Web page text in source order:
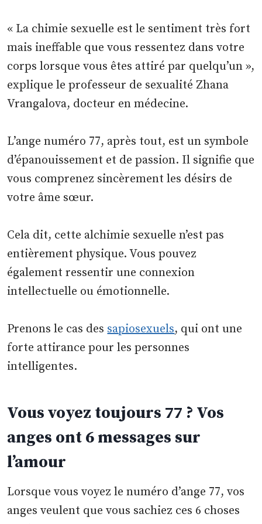
« La chimie sexuelle est le sentiment très fort
mais ineffable que vous ressentez dans votre
corps lorsque vous êtes attiré par quelqu’un »,
explique le professeur de sexualité Zhana
Vrangalova, docteur en médecine.
L’ange numéro 77, après tout, est un symbole
d’épanouissement et de passion. Il signifie que
vous comprenez sincèrement les désirs de
votre âme sœur.
Cela dit, cette alchimie sexuelle n’est pas
entièrement physique. Vous pouvez
également ressentir une connexion
intellectuelle ou émotionnelle.
Prenons le cas des sapiosexuels, qui ont une
forte attirance pour les personnes
intelligentes.
Vous voyez toujours 77 ? Vos
anges ont 6 messages sur
l’amour
Lorsque vous voyez le numéro d’ange 77, vos
anges veulent que vous sachiez ces 6 choses